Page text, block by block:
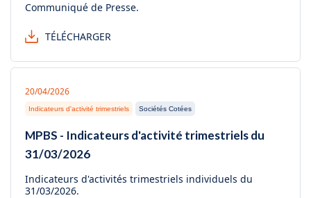
Communiqué de Presse.
TÉLÉCHARGER
20/04/2026
Indicateurs d'activité trimestriels Sociétés Cotées
MPBS - Indicateurs d'activité trimestriels du
31/03/2026
Indicateurs d'activités trimestriels individuels du
31/03/2026.